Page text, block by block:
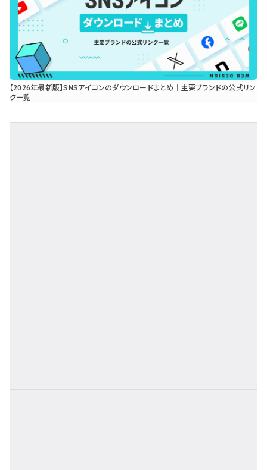
【2026年最新版】SNSアイコンのダウンロードまとめ｜主要ブランドの公式リン
ク一覧